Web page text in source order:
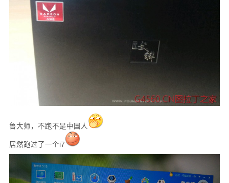
鲁大师，不跑不是中国人
居然跑过了一个i7